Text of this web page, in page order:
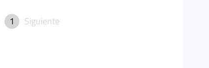
1 Siguiente